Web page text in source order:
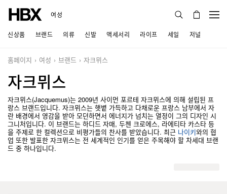
여성
신상품 브랜드 의류 신발 액세서리 라이프 세일 저널
홈페이지 여성 브랜드 자크뮈스
자크뮈스
자크뮈스(Jacquemus)는 2009년 사이먼 포르테 자크뮈스에 의해 설립된 프
랑스 브랜드입니다. 자크뮈스는 햇볕 가득하고 다채로운 프랑스 남부에서 자
란 배경에서 영감을 받아 모던하면서 에너지가 넘치는 열정이 그의 디자인 시
그니처입니다. 이 브랜드는 하디드 자매, 두첸 크로에스, 라에티타 카스타 등
을 주제로 한 컬렉션으로 비평가들의 찬사를 받았습니다. 최근 나이키와의 협
업 또한 발표한 자크뮈스는 전 세계적인 인기를 얻은 주목해야 할 차세대 브랜
드 중 하나입니다.